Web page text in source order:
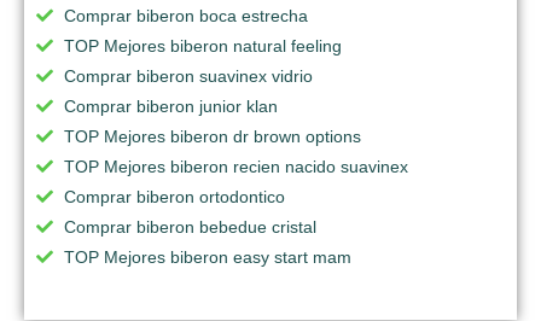
Comprar biberon boca estrecha
TOP Mejores biberon natural feeling
Comprar biberon suavinex vidrio
Comprar biberon junior klan
TOP Mejores biberon dr brown options
TOP Mejores biberon recien nacido suavinex
Comprar biberon ortodontico
Comprar biberon bebedue cristal
TOP Mejores biberon easy start mam